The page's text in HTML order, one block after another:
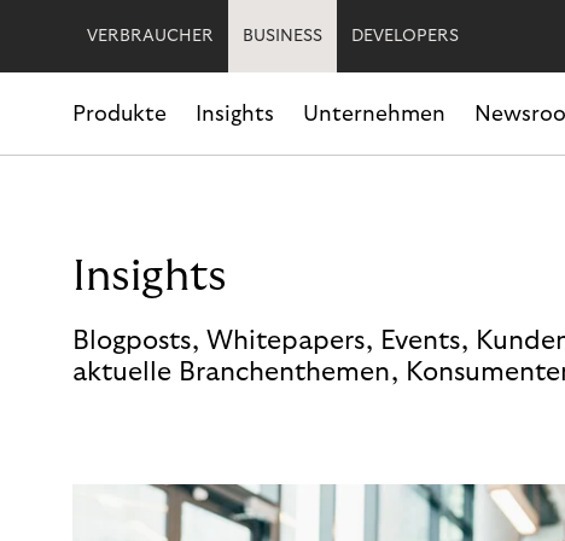
VERBRAUCHER BUSINESS DEVELOPERS
Produkte Insights Unternehmen
Insights
Blogposts, Whitepapers, Events,
aktuelle Branchenthemen,